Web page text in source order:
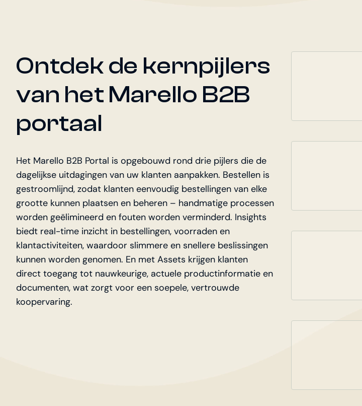
Ontdek de kernpijlers
van het Marello B2B
portaal
Het Marello B2B Portal is opgebouwd rond drie pijlers die de
dagelijkse uitdagingen van uw klanten aanpakken. Bestellen is
gestroomlijnd, zodat klanten eenvoudig bestellingen van elke
grootte kunnen plaatsen en beheren – handmatige processen
worden geëlimineerd en fouten worden verminderd. Insights
biedt real-time inzicht in bestellingen, voorraden en
klantactiviteiten, waardoor slimmere en snellere beslissingen
kunnen worden genomen. En met Assets krijgen klanten
direct toegang tot nauwkeurige, actuele productinformatie en
documenten, wat zorgt voor een soepele, vertrouwde
koopervaring.